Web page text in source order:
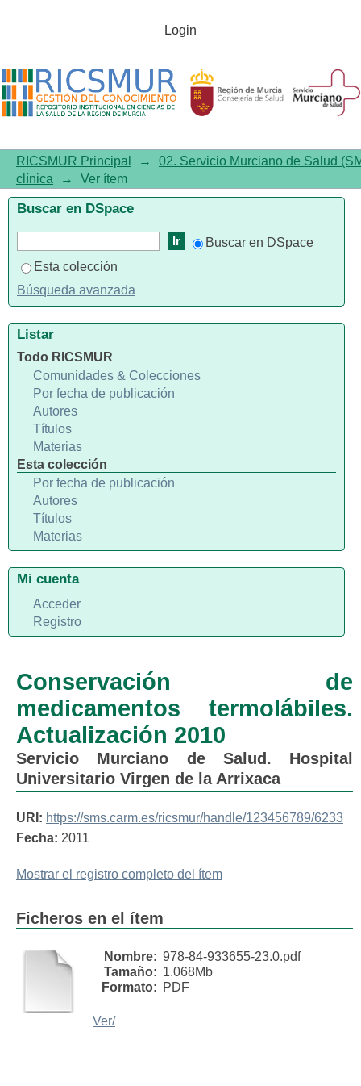
Conservación de medicamentos
Login
RICSMUR Principal →
02. Servicio Murciano de Salud
clínica
→ Ver ítem
Conservación de
medicamentos termolábiles.
Actualización 2010
Servicio Murciano de Salud. Hospital
Universitario Virgen de la Arrixaca
URI: https://sms.carm.es/ricsmur/handle/123456789/6233
Fecha: 2011
Mostrar el registro completo del ítem
Ficheros en el ítem
Nombre: 978-84-933655-23.0.pdf
Tamaño: 1.068Mb
Formato: PDF
Ver/
Buscar en DSpace
Buscar en DSpace
Esta colección
Búsqueda avanzada
Listar
Todo RICSMUR
Comunidades & Colecciones
Por fecha de publicación
Autores
Títulos
Materias
Esta colección
Por fecha de publicación
Autores
Títulos
Materias
Mi cuenta
Acceder
Registro